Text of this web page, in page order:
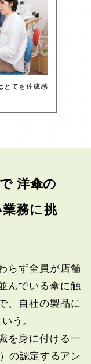
とても達成感
洋傘の
務に挑
らず全員が店舗
んでいる傘に触
、自社の製品に
う。
を身に付ける一
の認定するアン